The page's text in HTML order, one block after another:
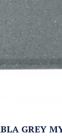
GREY